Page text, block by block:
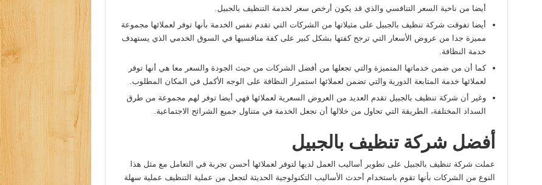
أيضا من ناحية السعر التنافسي والذي قد يكون أرخص سعر لخدمة التنظيف بالجبيل.
أيضا تفوقت شركة تنظيف بالجبيل على مثيلاتها من الشركات التي تقدم نفس الخدمة بأنها توفر لعملائها مجموعة
مميزة جدا من عروض الأسعار التي ترجح كفتها بشكل كبير على كفة منافسيها في السوق الخدمي الذي يستهدف
خدمة النظافة.
كما أن من ضمن خدماتها المتميزة والتي تجعلها من أفضل الشركات من حيث الجودة والسعر معا هي أنها توفر
لعملائها خدمة المتابعة الدورية والتي تضمن لعملائها استمرار النظافة على الوجه الأكمل في المكان المطلوب.
وغير أن شركة تنظيف بالجبيل تقدم العديد من العروض السعرية لعملائها فهي أيضا توفر لهم مجموعة من طرق
السداد المختلفة، الطريقة التي تحاول من خلالها أن تجعل الخدمة في متناول جميع الشرائح الاجتماعية.
أفضل شركة تنظيف بالجبيل
عملت شركة تنظيف بالجبيل على تطوير أساليب العمل لديها لتوفر لعملائها أحسن تجربة في التعامل مع مثل هذا
النوع من الشركات بأنها تقوم باستخدام أحدث الأساليب التكنولوجية الحديثة لتجعل من عملية التنظيف عملية سهلة